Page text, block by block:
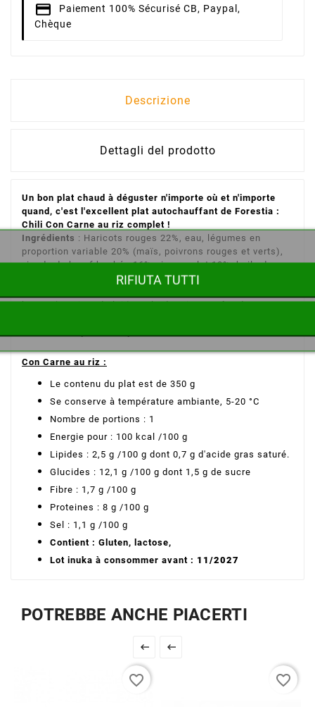
Paiement 100% Sécurisé CB, Paypal,
Chèque
Descrizione
Dettagli del prodotto
Un bon plat chaud à déguster n'importe où et n'importe
quand, c'est l'excellent plat autochauffant de Forestia :
Chili Con Carne au riz complet !
Ingrédients : Haricots rouges 22%, eau, légumes en
proportion variable 20% (maïs, poivrons rouges et verts),
viande de bœuf hachée 16%, riz complet 13%, huile de
tournesol, sel, amidon de maïs, mélange d'épices (épices,
beurre (contient du lait), maltodextrine et pâte de tomate.
Con Carne au riz :
Le contenu du plat est de 350 g
Se conserve à température ambiante, 5-20 °C
Nombre de portions : 1
Energie pour : 100 kcal /100 g
Lipides : 2,5 g /100 g dont 0,7 g d'acide gras saturé.
Glucides : 12,1 g /100 g dont 1,5 g de sucre
Fibre : 1,7 g /100 g
Proteines : 8 g /100 g
Sel : 1,1 g /100 g
Contient : Gluten, lactose,
Lot inuka à consommer avant : 11/2027
POTREBBE ANCHE PIACERTI
 
favorite_border favorite_border
RIFIUTA TUTTI